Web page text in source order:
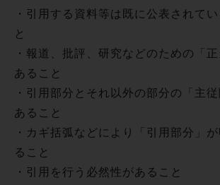
・引用する資料等は既に公表されて
と
・報道、批評、研究などのための「
あること
・引用部分とそれ以外の部分の「主
あること
・カギ括弧などにより「引用部分」
ること
・引用を行う必然性があること